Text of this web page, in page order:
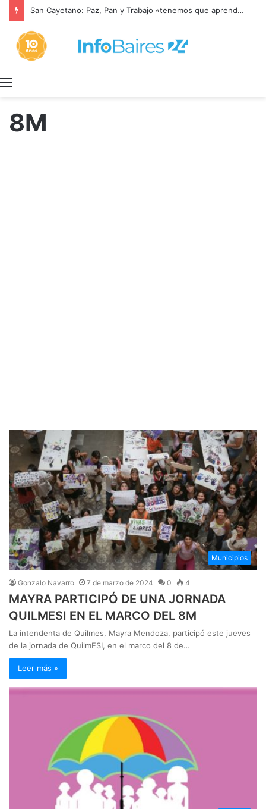
VORAZ INCENDIO EN CATAMARCA
8M
Municipios
Gonzalo Navarro 7 de marzo de 2024 0 4
MAYRA PARTICIPÓ DE UNA JORNADA
QUILMESI EN EL MARCO DEL 8M
La intendenta de Quilmes, Mayra Mendoza, participó este jueves
de la jornada de QuilmESI, en el marco del 8 de…
Leer más »